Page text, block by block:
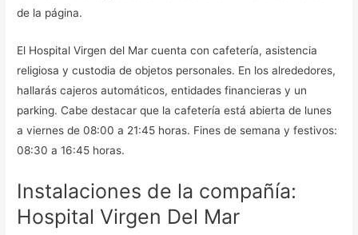
de la página.
El Hospital Virgen del Mar cuenta con cafetería, asistencia
religiosa y custodia de objetos personales. En los alrededores,
hallarás cajeros automáticos, entidades financieras y un
parking. Cabe destacar que la cafetería está abierta de lunes
a viernes de 08:00 a 21:45 horas. Fines de semana y festivos:
08:30 a 16:45 horas.
Instalaciones de la compañía:
Hospital Virgen Del Mar